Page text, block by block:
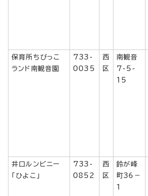
保育所ちびっこ
ランド南観音園
733-
0035
西
区
南観音
7-5-
15
井口ルンビニー
「ひよこ」
733-
0852
西
区
鈴が峰
町36－
1